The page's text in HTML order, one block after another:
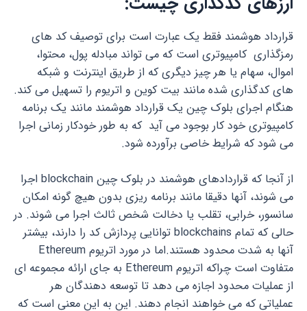
قرارداد هوشمند فقط یک عبارت است برای توصیف کد های
رمزگذاری کامپیوتری است که می تواند مبادله پول، محتوا،
اموال، سهام یا هر چیز دیگری که از طریق اینترنت و شبکه
های کدگذاری شده مانند بیت کوین و اتریوم را تسهیل می کند.
هنگام اجرای بلوک چین یک قرارداد هوشمند مانند یک برنامه
کامپیوتری خود کار بوجود می آید که به طور خودکار زمانی اجرا
می شود که شرایط خاصی برآورده شود.
از آنجا که قراردادهای هوشمند در بلوک چین blockchain اجرا
می شوند، آنها دقیقا مانند برنامه ریزی بدون هیچ گونه امکان
سانسور، خرابی، تقلب یا دخالت شخص ثالث اجرا می شوند. در
حالی که تمام blockchains توانایی پردازش کد را دارند، بیشتر
آنها به شدت محدود هستند.اما در مورد اتریوم Ethereum
متفاوت است چراکه اتریوم Ethereum به جای ارائه مجموعه ای
از عملیات محدود اجازه می دهد تا توسعه دهندگان هر
عملیاتی که می خواهند انجام دهند. این به این معنی است که